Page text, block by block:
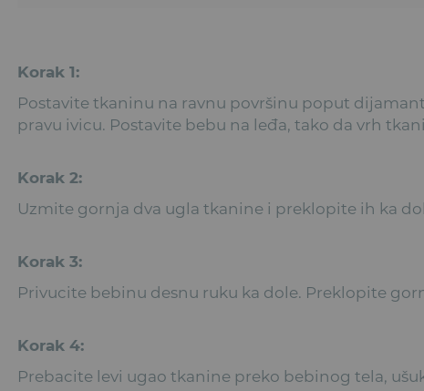
Korak 1:
Postavite tkaninu na ravnu površinu poput
pravu ivicu. Postavite bebu na leđa, tako da vrh
Korak 2:
Uzmite gornja dva ugla tkanine i preklopite ih ka
Korak 3:
Privucite bebinu desnu ruku ka dole. Preklopite
Korak 4:
Prebacite levi ugao tkanine preko bebinog tela,